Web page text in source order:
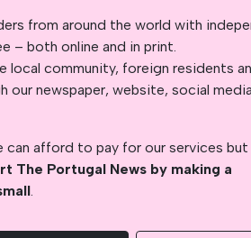
from around the world with
– both online and in print.
local community, foreign residents
newspaper, website, social
afford to pay for our services but
The Portugal News by making a
.